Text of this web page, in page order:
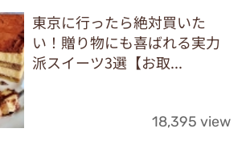
東京に行ったら絶対買いた
い！贈り物にも喜ばれる実力
派スイーツ3選【お取...
18,395 view